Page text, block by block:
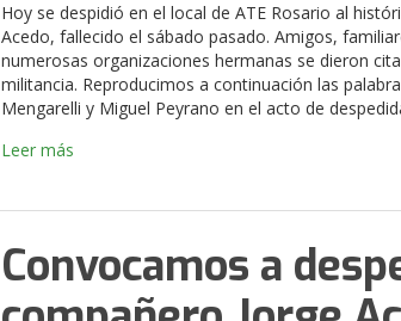
Hoy se despidió en el local de ATE Rosario al
Acedo, fallecido el sábado pasado. Amigos,
numerosas organizaciones hermanas se dieron
militancia. Reproducimos a continuación las
Mengarelli y Miguel Peyrano en el acto de
Leer más
Convocamos a